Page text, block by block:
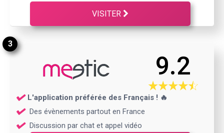
VISITER
3
L'application préférée des Français ! 🔥
Des évènements partout en France
Discussion par chat et appel vidéo
9.2